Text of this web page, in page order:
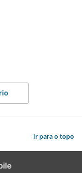
Ir para o topo